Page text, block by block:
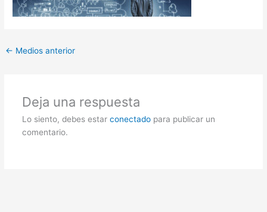
← Medios anterior
Deja una respuesta
Lo siento, debes estar conectadopara publicar un
comentario.